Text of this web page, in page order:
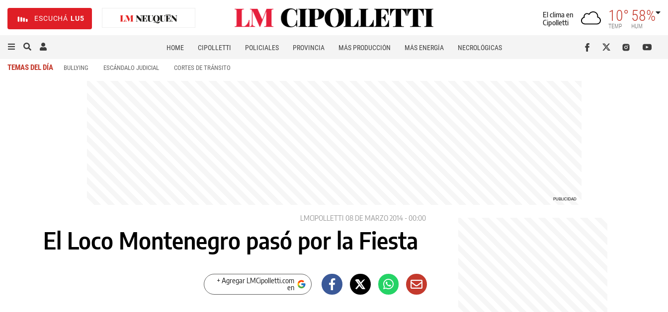
ESCUCHÁ LU5
El clima en
Cipolletti
10°
TEMP
58%
HUM
HOME CIPOLLETTI POLICIALES PROVINCIA MÁS PRODUCCIÓN MÁS ENERGÍA NECROLÓGICAS
TEMAS DEL DÍA BULLYING ESCÁNDALO JUDICIAL CORTES DE TRÁNSITO
LMCIPOLLETTI 08 DE MARZO 2014 - 00:00
El Loco Montenegro pasó por la Fiesta
+ Agregar LMCipolletti.com
en